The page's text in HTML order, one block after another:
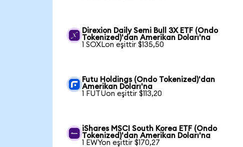
Direxion Daily Semi Bull 3X ETF (Ondo
Tokenized)'dan Amerikan Doları'na
1 SOXLon eşittir $135,50
Futu Holdings (Ondo Tokenized)'dan
Amerikan Doları'na
1 FUTUon eşittir $113,20
iShares MSCI South Korea ETF (Ondo
Tokenized)'dan Amerikan Doları'na
1 EWYon eşittir $170,27